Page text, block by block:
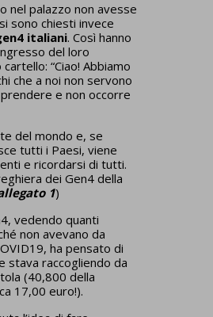
nel palazzo non avesse
sono chiesti invece
italiani. Così hanno
del loro
“Ciao! Abbiamo
che a noi non servono
e non occorre
del mondo e, se
tutti i Paesi, viene
e ricordarsi di tutti.
dei Gen4 della
1)
vedendo quanti
non avevano da
ha pensato di
stava raccogliendo da
(40,800 della
17,00 euro!).